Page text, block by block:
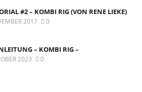
#2 – KOMBI RIG (VON RENE LIEKE)
2017 0
– KOMBI RIG –
2023 0